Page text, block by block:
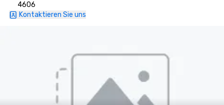
4606
Kontaktieren Sie uns